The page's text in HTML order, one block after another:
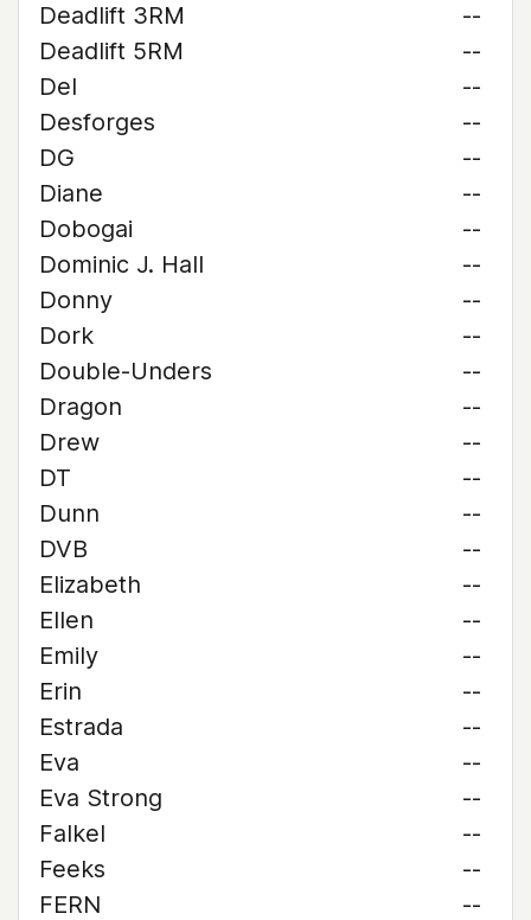
Deadlift 3RM
--
Deadlift 5RM
--
Del
--
Desforges
--
DG
--
Diane
--
Dobogai
--
Dominic J. Hall
--
Donny
--
Dork
--
Double-Unders
--
Dragon
--
Drew
--
DT
--
Dunn
--
DVB
--
Elizabeth
--
Ellen
--
Emily
--
Erin
--
Estrada
--
Eva
--
Eva Strong
--
Falkel
--
Feeks
--
FERN
--